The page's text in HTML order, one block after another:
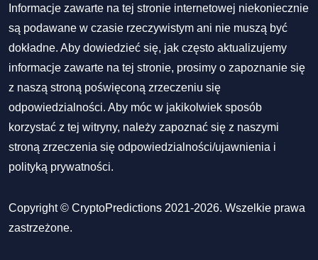
Informacje zawarte na tej stronie internetowej niekoniecznie
są podawane w czasie rzeczywistym ani nie muszą być
dokładne. Aby dowiedzieć się, jak często aktualizujemy
informacje zawarte na tej stronie, prosimy o zapoznanie się
z naszą stroną poświęconą zrzeczeniu się
odpowiedzialności. Aby móc w jakikolwiek sposób
korzystać z tej witryny, należy zapoznać się z naszymi
stroną zrzeczenia się odpowiedzialności/ujawnienia i
polityką prywatności.
Copyright © CryptoPredictions 2021-2026. Wszelkie prawa
zastrzeżone.